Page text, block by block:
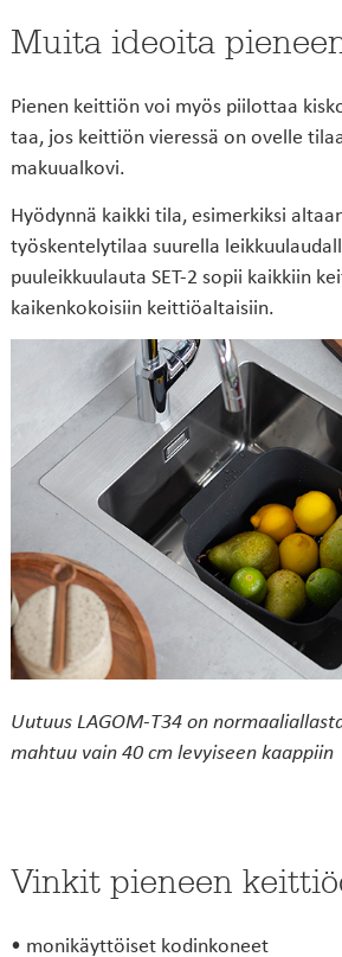
Muita ideoita
Pienen keittiön voi myös piilottaa
taa, jos keittiön vieressä on ovelle
makuualkovi.
Hyödynnä kaikki tila, esimerkiksi
työskentelytilaa suurella
puuleikkuulauta SET-2 sopii kaikkiin
kaikenkokoisiin keittiöaltaisiin.
Uutuus LAGOM-T34 on
mahtuu vain 40 cm levyiseen kaappiin
Vinkit pieneen
• monikäyttöiset kodinkoneet